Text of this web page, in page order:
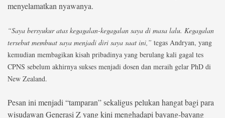
menyelamatkan nyawanya.
“Saya bersyukur atas kegagalan-kegagalan saya di masa lalu. Kegagalan
tersebut membuat saya menjadi diri saya saat ini,” tegas Andryan, yang
kemudian membagikan kisah pribadinya yang berulang kali gagal tes
CPNS sebelum akhirnya sukses menjadi dosen dan meraih gelar PhD di
New Zealand.
Pesan ini menjadi “tamparan” sekaligus pelukan hangat bagi para
wisudawan Generasi Z yang kini menghadapi bayang-bayang